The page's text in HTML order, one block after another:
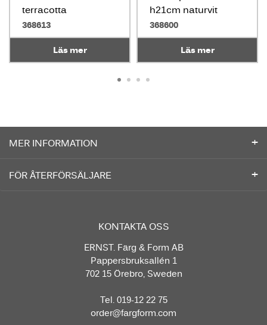
terracotta
368613
Läs mer
h21cm naturvit
368600
Läs mer
MER INFORMATION
FÖR ÅTERFÖRSÄLJARE
KONTAKTA OSS
ERNST. Färg & Form AB
Pappersbruksallén 1
702 15 Örebro, Sweden
Tel. 019-12 22 75
order@fargform.com